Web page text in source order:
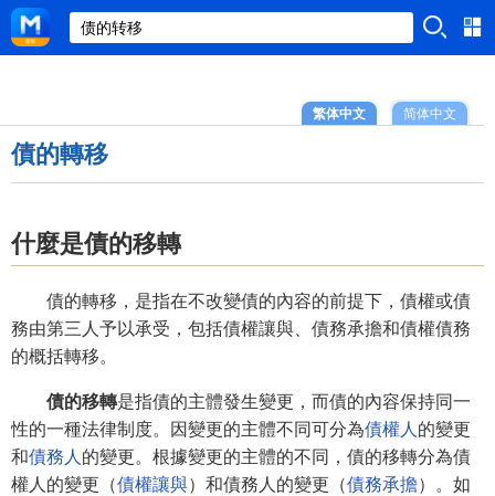
简体中文
繁体中文
債的轉移
什麼是債的移轉
債的轉移，是指在不改變債的內容的前提下，債權或債
務由第三人予以承受，包括債權讓與、債務承擔和債權債務
的概括轉移。
債的移轉是指債的主體發生變更，而債的內容保持同一
性的一種法律制度。因變更的主體不同可分為債權人 的變更
和債務人 的變更。根據變更的主體的不同，債的移轉分為債
權人的變更（債權讓與）和債務人的變更（債務承擔）。如